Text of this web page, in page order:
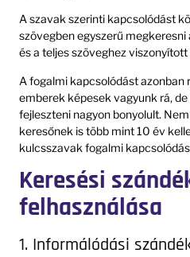
A szavak szerinti kapcsolódást
szövegben egyszerű
és a teljes szöveghez viszonyított
A fogalmi kapcsolódást
emberek képesek vagyunk rá,
fejleszteni nagyon bonyolult.
keresőnek is több mint 10 év
kulcsszavak fogalmi
Keresési
felhasználása
1. Informálódási